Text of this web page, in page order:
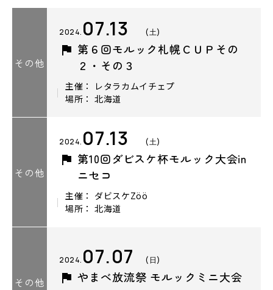
その他
2024. 07.13 (土)
第６回モルック札幌ＣＵＰその
２・その３
主催： レタラカムイチェプ
場所： 北海道
その他
2024. 07.13 (土)
第10回ダビスケ杯モルック大会in
ニセコ
主催： ダビスケZöö
場所： 北海道
その他
2024. 07.07 (日)
やまべ放流祭 モルックミニ大会